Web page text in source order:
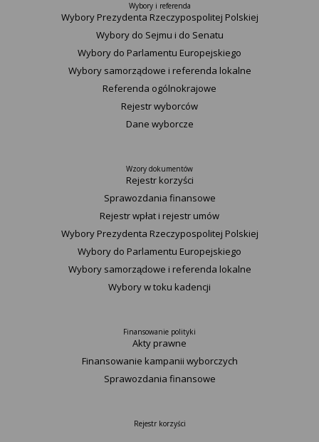
Wybory i referenda
Wybory Prezydenta Rzeczypospolitej Polskiej
Wybory do Sejmu i do Senatu
Wybory do Parlamentu Europejskiego
Wybory samorządowe i referenda lokalne
Referenda ogólnokrajowe
Rejestr wyborców
Dane wyborcze
Wzory dokumentów
Rejestr korzyści
Sprawozdania finansowe
Rejestr wpłat i rejestr umów
Wybory Prezydenta Rzeczypospolitej Polskiej
Wybory do Parlamentu Europejskiego
Wybory samorządowe i referenda lokalne
Wybory w toku kadencji
Finansowanie polityki
Akty prawne
Finansowanie kampanii wyborczych
Sprawozdania finansowe
Rejestr korzyści